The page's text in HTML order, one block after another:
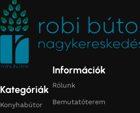
Kategóriák
Konyhabútor
Információk
Rólunk
Bemutatóterem